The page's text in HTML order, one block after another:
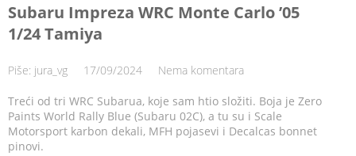
Subaru Impreza WRC Monte Carlo ’05
1/24 Tamiya
Piše: jura_vg 17/09/2024 Nema komentara
Treći od tri WRC Subarua, koje sam htio složiti. Boja je Zero
Paints World Rally Blue (Subaru 02C), a tu su i Scale
Motorsport karbon dekali, MFH pojasevi i Decalcas bonnet
pinovi.